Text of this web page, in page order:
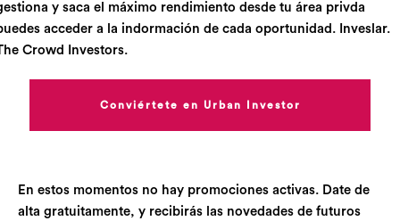
y saca el máximo rendimiento desde tu área privda
acceder a la indormación de cada oportunidad. Inveslar.
Crowd Investors.
Conviértete en Urban Investor
En estos momentos no hay promociones activas. Date de
alta gratuitamente, y recibirás las novedades de futuros